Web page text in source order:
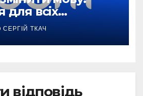
для всіх
СЕРГІЙ ТКАЧ
відповідь